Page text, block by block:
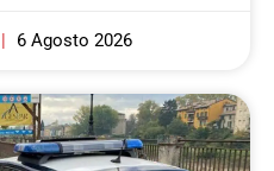
6 Agosto 2026